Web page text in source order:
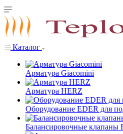
Каталог
Арматура Giacomini
Арматура HERZ
Оборудование EDER для
Балансировочные клапаны